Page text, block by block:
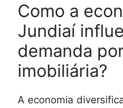
Como a
Jundiaí
demanda
imobiliária?
A economia